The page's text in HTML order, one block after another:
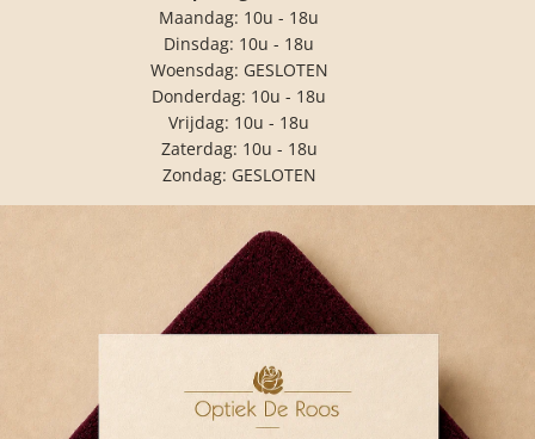
Maandag: 10u - 18u
Dinsdag: 10u - 18u
Woensdag: GESLOTEN
Donderdag: 10u - 18u
Vrijdag: 10u - 18u
Zaterdag: 10u - 18u
Zondag: GESLOTEN